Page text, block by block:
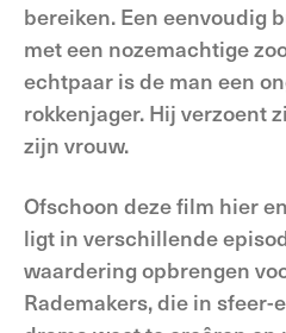
bereiken. Een eenvoudig
met een nozemachtige
echtpaar is de man een
rokkenjager. Hij verzoent
zijn vrouw.
Ofschoon deze film hier
ligt in verschillende
waardering opbrengen
Rademakers, die in sfeer-